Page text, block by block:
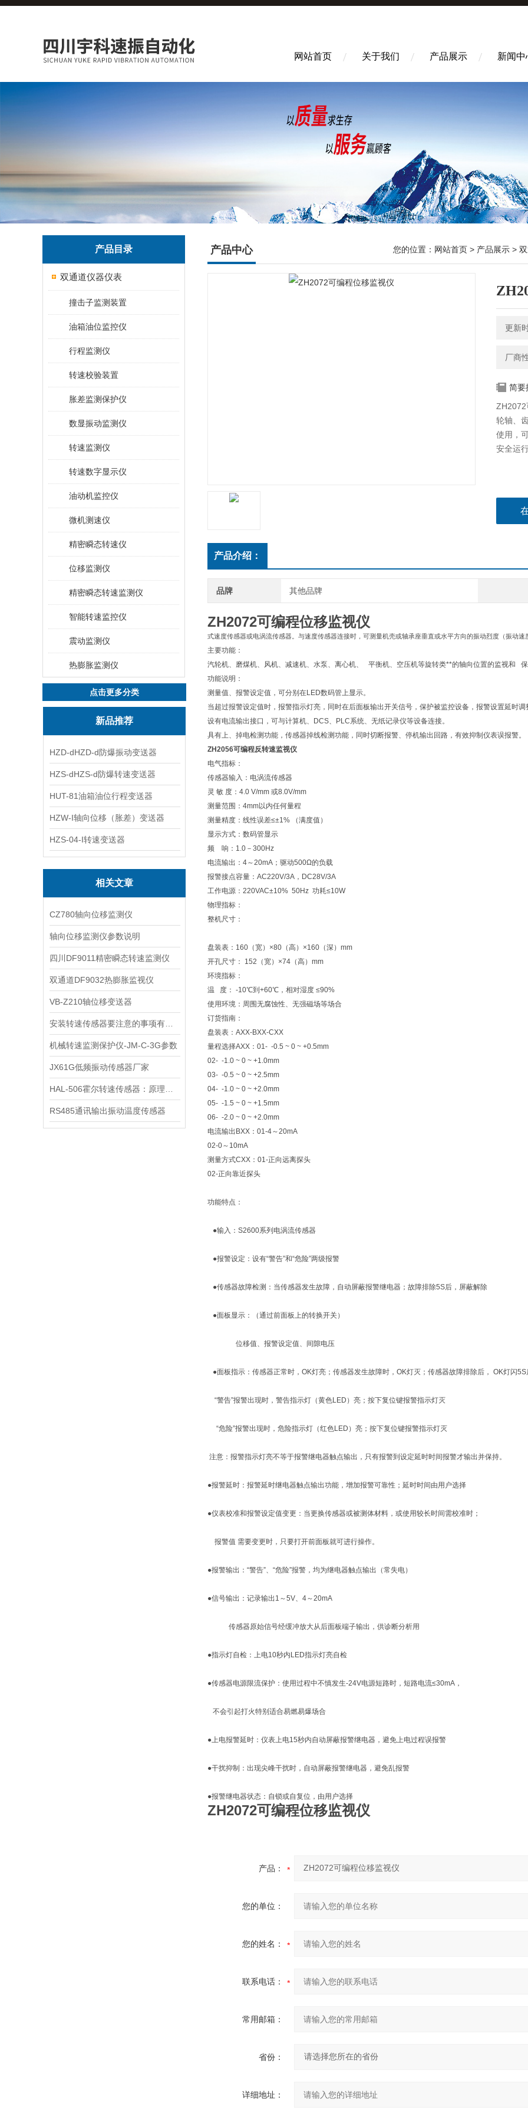
网站首页 关于我们 产品展示 新闻中
产品目录
双通道仪器仪表
撞击子监测装置
油箱油位监控仪
行程监测仪
转速校验装置
胀差监测保护仪
数显振动监测仪
转速监测仪
转速数字显示仪
油动机监控仪
微机测速仪
精密瞬态转速仪
位移监测仪
精密瞬态转速监测仪
智能转速监控仪
震动监测仪
热膨胀监测仪
点击更多分类
新品推荐
HZD-dHZD-d防爆振动变送器
HZS-dHZS-d防爆转速变送器
HUT-81油箱油位行程变送器
HZW-I轴向位移（胀差）变送器
HZS-04-I转速变送器
相关文章
CZ780轴向位移监测仪
轴向位移监测仪参数说明
四川DF9011精密瞬态转速监测仪
双通道DF9032热膨胀监视仪
VB-Z210轴位移变送器
机械转速监测保护仪-JM-C-3G参数
JX61G低频振动传感器厂家
RS485通讯输出振动温度传感器
产品中心 您的位置： 网站首页 > 产品展示 >
更新
厂商
简要
ZH2072
轮轴、
使用，
安全运
产品介绍：
品牌 其他品牌
ZH2072可编程位移监视仪
式速度传感器或电涡流传感器。与速度传感器连接时，可测量机壳或轴承座垂直或水平方向的振动烈度（振动
主要功能：
汽轮机、磨煤机、风机、减速机、水泵、离心机、 平衡机、空压机等旋转类**的轴向位置的监视和
功能说明：
测量值、报警设定值，可分别在LED数码管上显示。
当超过报警设定值时，报警指示灯亮，同时在后面板输出开关信号，保护被监控设备，报警设置延时
设有电流输出接口，可与计算机、DCS、PLC系统、无纸记录仪等设备连接。
具有上、掉电检测功能，传感器掉线检测功能，同时切断报警、停机输出回路，有效抑制仪表误报警。
ZH2056可编程反转速监视仪
电气指标：
传感器输入：电涡流传感器
灵 敏 度：4.0 V/mm 或8.0V/mm
测量范围：4mm以内任何量程
测量精度：线性误差≤±1% （满度值）
显示方式：数码管显示
频 响：1.0－300Hz
电流输出：4～20mA；驱动500Ω的负载
报警接点容量：AC220V/3A，DC28V/3A
工作电源：220VAC±10% 50Hz 功耗≤10W
物理指标：
整机尺寸：
盘装表：160（宽）×80（高）×160（深）mm
开孔尺寸： 152（宽）×74（高）mm
环境指标：
温 度： -10℃到+60℃，相对湿度 ≤90%
使用环境：周围无腐蚀性、无强磁场等场合
订货指南：
盘装表：AXX-BXX-CXX
量程选择AXX：01- -0.5 ~ 0 ~ +0.5mm
02- -1.0 ~ 0 ~ +1.0mm
03- -0.5 ~ 0 ~ +2.5mm
04- -1.0 ~ 0 ~ +2.0mm
05- -1.5 ~ 0 ~ +1.5mm
06- -2.0 ~ 0 ~ +2.0mm
电流输出BXX：01-4～20mA
02-0～10mA
测量方式CXX：01-正向远离探头
02-正向靠近探头
功能特点：
●输入：S2600系列电涡流传感器
●报警设定：设有“警告”和“危险”两级报警
●传感器故障检测：当传感器发生故障，自动屏蔽报警继电器；故障排除5S后，屏蔽解除
●面板显示：（通过前面板上的转换开关）
位移值、报警设定值、间隙电压
●面板指示：传感器正常时，OK灯亮；传感器发生故障时，OK灯灭；传感器故障排除后， OK灯闪
“警告”报警出现时，警告指示灯（黄色LED）亮；按下复位键报警指示灯灭
“危险”报警出现时，危险指示灯（红色LED）亮；按下复位键报警指示灯灭
注意：报警指示灯亮不等于报警继电器触点输出，只有报警到设定延时时间报警才输出并保持。
●报警延时：报警延时继电器触点输出功能，增加报警可靠性；延时时间由用户选择
●仪表校准和报警设定值变更：当更换传感器或被测体材料，或使用较长时间需校准时；
报警值 需要变更时，只要打开前面板就可进行操作。
●报警输出：“警告”、“危险”报警，均为继电器触点输出（常失电）
●信号输出：记录输出1～5V、4～20mA
传感器原始信号经缓冲放大从后面板端子输出，供诊断分析用
●指示灯自检：上电10秒内LED指示灯亮自检
●传感器电源限流保护：使用过程中不慎发生-24V电源短路时，短路电流≤30mA，
不会引起打火特别适合易燃易爆场合
●上电报警延时：仪表上电15秒内自动屏蔽报警继电器，避免上电过程误报警
●干扰抑制：出现尖峰干扰时，自动屏蔽报警继电器，避免乱报警
●报警继电器状态：自锁或自复位，由用户选择
ZH2072可编程位移监视仪
产品：
您的单位：
您的姓名：
联系电话：
常用邮箱：
省份：
详细地址：